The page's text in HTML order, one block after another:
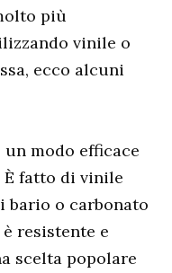
più
vinile o
ecco alcuni
modo efficace
fatto di vinile
bario o carbonato
resistente e
scelta popolare